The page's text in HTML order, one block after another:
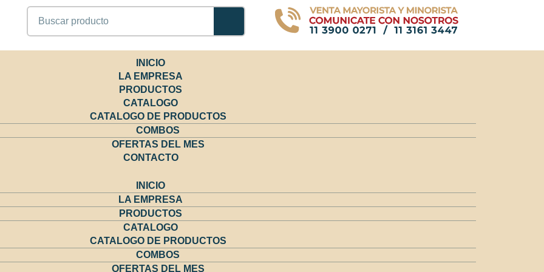
Buscar
INICIO
LA EMPRESA
PRODUCTOS
CATALOGO
CATALOGO DE PRODUCTOS
COMBOS
OFERTAS DEL MES
CONTACTO
INICIO
LA EMPRESA
PRODUCTOS
CATALOGO
CATALOGO DE PRODUCTOS
COMBOS
OFERTAS DEL MES